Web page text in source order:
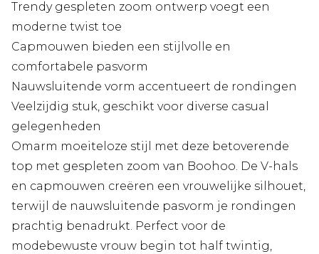
Trendy gespleten zoom ontwerp voegt een
moderne twist toe
Capmouwen bieden een stijlvolle en
comfortabele pasvorm
Nauwsluitende vorm accentueert de rondingen
Veelzijdig stuk, geschikt voor diverse casual
gelegenheden
Omarm moeiteloze stijl met deze betoverende
top met gespleten zoom van Boohoo. De V-hals
en capmouwen creëren een vrouwelijke silhouet,
terwijl de nauwsluitende pasvorm je rondingen
prachtig benadrukt. Perfect voor de
modebewuste vrouw begin tot half twintig,